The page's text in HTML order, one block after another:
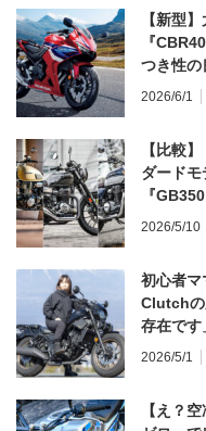
【新型
『
つき性の
2026/6/1
【比較
ダード
『
2026/5/10
初心者
Clutchの
存在です
2026/5/1
【え？